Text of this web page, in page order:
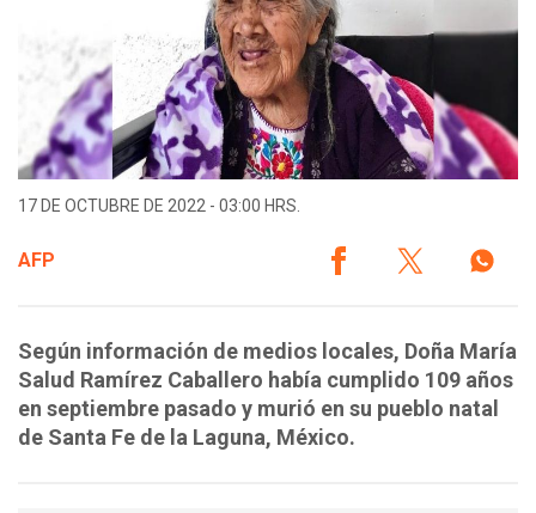
17 DE OCTUBRE DE 2022 - 03:00 HRS.
AFP
Según información de medios locales, Doña María
Salud Ramírez Caballero había cumplido 109 años
en septiembre pasado y murió en su pueblo natal
de Santa Fe de la Laguna, México.